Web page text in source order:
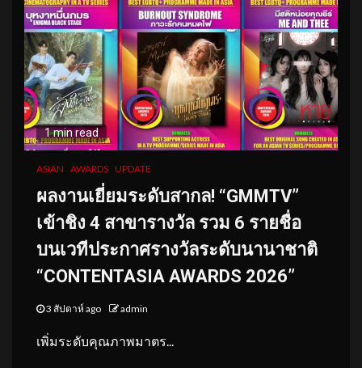
1 min read
ASIAN AWARDS UPDATE
ผลงานเยี่ยมระดับสากล! “GMMTV”
เข้าชิง 4 สาขารางวัล รวม 6 รายชื่อ
บนเวทีประกาศรางวัลระดับนานาชาติ
“CONTENTASIA AWARDS 2026”
3 สัปดาห์ ago admin
เพิ่มระดับคุณภาพมาตร...